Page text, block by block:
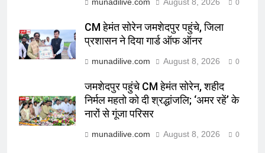
0
CM हेमंत सोरेन जमशेदपुर पहुंचे, जिला
प्रशासन ने दिया गार्ड ऑफ ऑनर
munadilive.com August 8, 2026 0
जमशेदपुर पहुंचे CM हेमंत सोरेन, शहीद
निर्मल महतो को दी श्रद्धांजलि; ‘अमर रहें’ के
नारों से गूंजा परिसर
munadilive.com August 8, 2026 0